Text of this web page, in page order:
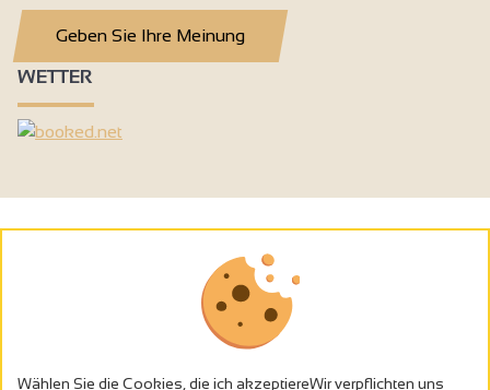
Geben Sie Ihre Meinung
WETTER
Wählen Sie die Cookies, die ich akzeptiereWir verpflichten uns